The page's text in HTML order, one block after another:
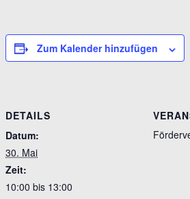
Zum Kalender hinzufügen
DETAILS
Datum:
30. Mai
Zeit:
10:00 bis 13:00